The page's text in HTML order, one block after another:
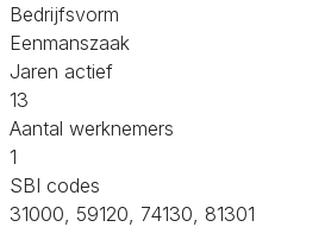
Bedrijfsvorm
Eenmanszaak
Jaren actief
13
Aantal werknemers
1
SBI codes
31000, 59120, 74130, 81301